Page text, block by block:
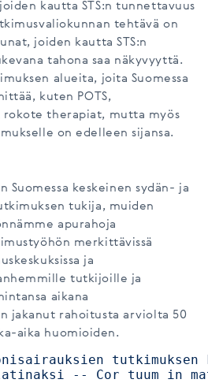
kautta STS:n tunnettavuus
tehtävä on
joiden kautta STS:n
tahona saa näkyvyyttä.
alueita, joita Suomessa
kuten POTS,
rokote therapiat, mutta myös
on edelleen sijansa.
Suomessa keskeinen sydän- ja
tukija, muiden
apurahoja
merkittävissä
ja
tutkijoille ja
aikana
jakanut rahoitusta arviolta 50
aika huomioiden.
tutkimuksen
-- Cor tuum in